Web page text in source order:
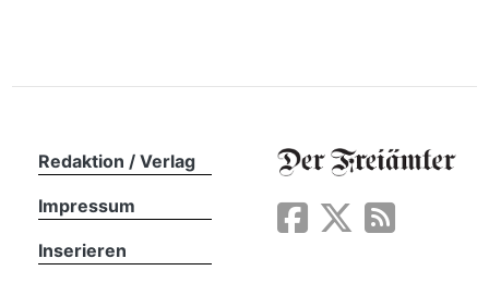
Redaktion / Verlag
Impressum
Inserieren